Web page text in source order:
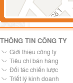
THÔNG TIN CÔNG TY
Giới thiệu công ty
Tiêu chí bán hàng
Đối tác chiến lược
Triết lý kinh doanh